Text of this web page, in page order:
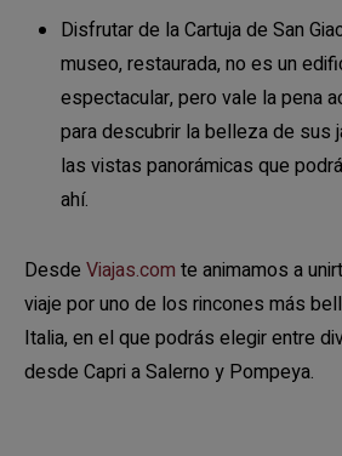
Disfrutar de la Cartuja de San
museo, restaurada, no es un
espectacular, pero vale la pena
para descubrir la belleza de sus
las vistas panorámicas que
ahí.
Desde Viajas.com te animamos a
viaje por uno de los rincones más
Italia, en el que podrás elegir entre
desde Capri a Salerno y Pompeya.